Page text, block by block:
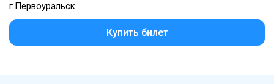
г.Первоуральск
Купить билет